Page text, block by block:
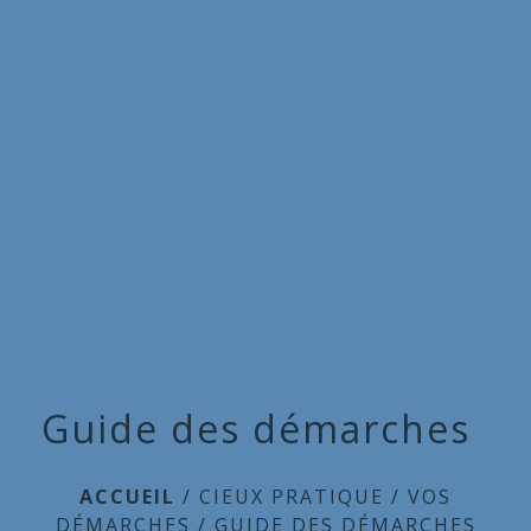
Guide des démarches
ACCUEIL / CIEUX PRATIQUE / VOS
DÉMARCHES / GUIDE DES DÉMARCHES